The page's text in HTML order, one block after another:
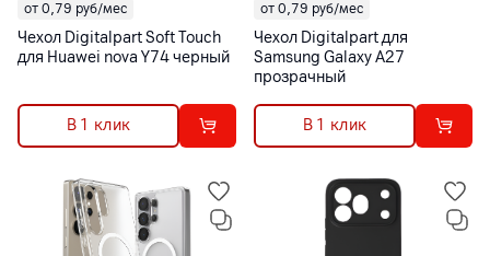
от 0,79 руб/мес
Чехол Digitalpart Soft Touch
для Huawei nova Y74 черный
В 1 клик
от 0,79 руб/мес
Чехол Digitalpart для
Samsung Galaxy A27
прозрачный
В 1 клик